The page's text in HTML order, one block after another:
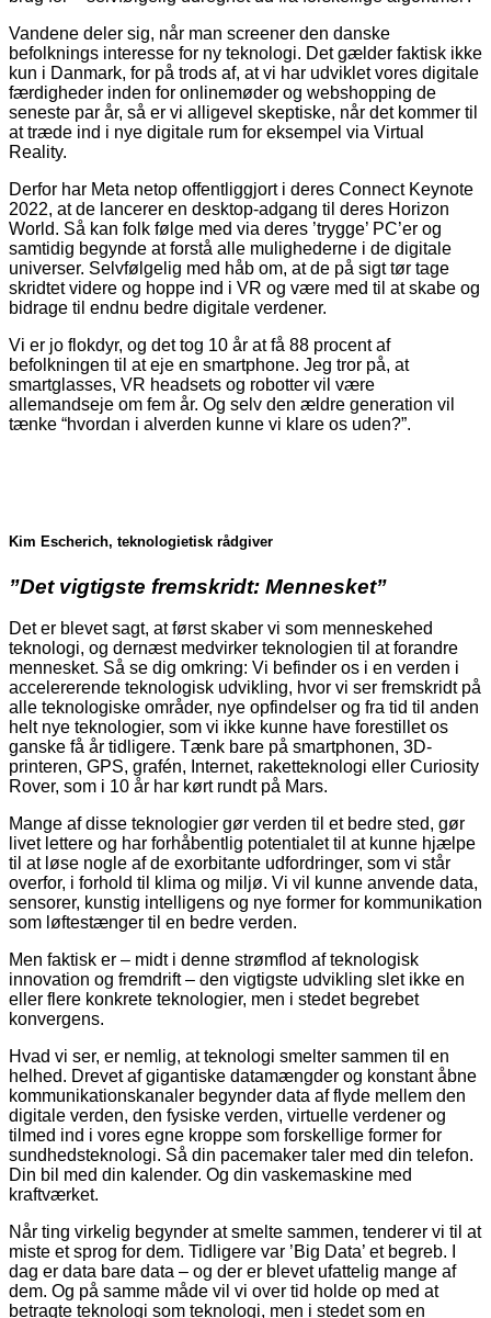
Vandene deler sig, når man screener den danske
befolknings interesse for ny teknologi. Det gælder faktisk ikke
kun i Danmark, for på trods af, at vi har udviklet vores digitale
færdigheder inden for onlinemøder og webshopping de
seneste par år, så er vi alligevel skeptiske, når det kommer til
at træde ind i nye digitale rum for eksempel via Virtual
Reality.
Derfor har Meta netop offentliggjort i deres Connect Keynote
2022, at de lancerer en desktop-adgang til deres Horizon
World. Så kan folk følge med via deres ’trygge’ PC’er og
samtidig begynde at forstå alle mulighederne i de digitale
universer. Selvfølgelig med håb om, at de på sigt tør tage
skridtet videre og hoppe ind i VR og være med til at skabe og
bidrage til endnu bedre digitale verdener.
Vi er jo flokdyr, og det tog 10 år at få 88 procent af
befolkningen til at eje en smartphone. Jeg tror på, at
smartglasses, VR headsets og robotter vil være
allemandseje om fem år. Og selv den ældre generation vil
tænke “hvordan i alverden kunne vi klare os uden?”.
Kim Escherich, teknologietisk rådgiver
”Det vigtigste fremskridt: Mennesket”
Det er blevet sagt, at først skaber vi som menneskehed
teknologi, og dernæst medvirker teknologien til at forandre
mennesket. Så se dig omkring: Vi befinder os i en verden i
accelererende teknologisk udvikling, hvor vi ser fremskridt på
alle teknologiske områder, nye opfindelser og fra tid til anden
helt nye teknologier, som vi ikke kunne have forestillet os
ganske få år tidligere. Tænk bare på smartphonen, 3D-
printeren, GPS, grafén, Internet, raketteknologi eller Curiosity
Rover, som i 10 år har kørt rundt på Mars.
Mange af disse teknologier gør verden til et bedre sted, gør
livet lettere og har forhåbentlig potentialet til at kunne hjælpe
til at løse nogle af de exorbitante udfordringer, som vi står
overfor, i forhold til klima og miljø. Vi vil kunne anvende data,
sensorer, kunstig intelligens og nye former for kommunikation
som løftestænger til en bedre verden.
Men faktisk er – midt i denne strømflod af teknologisk
innovation og fremdrift – den vigtigste udvikling slet ikke en
eller flere konkrete teknologier, men i stedet begrebet
konvergens.
Hvad vi ser, er nemlig, at teknologi smelter sammen til en
helhed. Drevet af gigantiske datamængder og konstant åbne
kommunikationskanaler begynder data af flyde mellem den
digitale verden, den fysiske verden, virtuelle verdener og
tilmed ind i vores egne kroppe som forskellige former for
sundhedsteknologi. Så din pacemaker taler med din telefon.
Din bil med din kalender. Og din vaskemaskine med
kraftværket.
Når ting virkelig begynder at smelte sammen, tenderer vi til at
miste et sprog for dem. Tidligere var ’Big Data’ et begreb. I
dag er data bare data – og der er blevet ufattelig mange af
dem. Og på samme måde vil vi over tid holde op med at
betragte teknologi som teknologi, men i stedet som en